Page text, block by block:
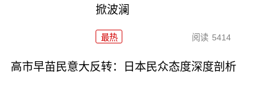
掀波澜
最热 阅读 5414
高市早苗民意大反转：日本民众态度深度剖析